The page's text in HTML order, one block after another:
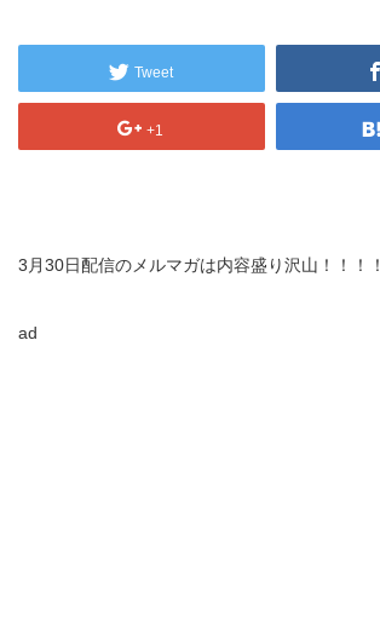
Tweet
+1
3月30日配信のメルマガは内容盛り沢山！！！！
ad